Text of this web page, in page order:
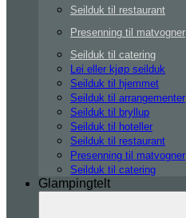
Seilduk til restaurant
Presenning til matvogner
Seilduk til catering
Lei eller kjøp seilduk
Seilduk til hjemmet
Seilduk til arrangementer
Seilduk til bryllup
Seilduk til hoteller
Seilduk til restaurant
Presenning til matvogner
Seilduk til catering
Glampingtelt